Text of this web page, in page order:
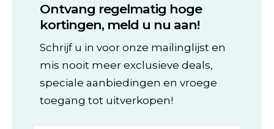
Deze
optie
gekozen
worden
productpagina
Deze
optie
kan
gekozen
worden
op
de
productpagina
Ontvang regelmatig hoge
kortingen, meld u nu aan!
Schrijf u in voor onze mailinglijst en
mis nooit meer exclusieve deals,
speciale aanbiedingen en vroege
toegang tot uitverkopen!